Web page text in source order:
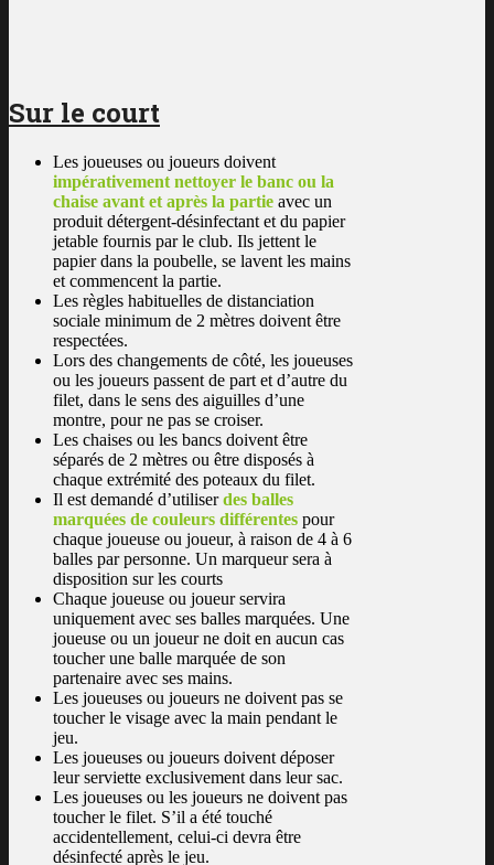
Sur le court
Les joueuses ou joueurs doivent
impérativement nettoyer le banc ou la
chaise avant et après la partie avec un
produit détergent-désinfectant et du papier
jetable fournis par le club. Ils jettent le
papier dans la poubelle, se lavent les mains
et commencent la partie.
Les règles habituelles de distanciation
sociale minimum de 2 mètres doivent être
respectées.
Lors des changements de côté, les joueuses
ou les joueurs passent de part et d’autre du
filet, dans le sens des aiguilles d’une
montre, pour ne pas se croiser.
Les chaises ou les bancs doivent être
séparés de 2 mètres ou être disposés à
chaque extrémité des poteaux du filet.
Il est demandé d’utiliserdes balles
marquées de couleurs différentes pour
chaque joueuse ou joueur, à raison de 4 à 6
balles par personne. Un marqueur sera à
disposition sur les courts
Chaque joueuse ou joueur servira
uniquement avec ses balles marquées. Une
joueuse ou un joueur ne doit en aucun cas
toucher une balle marquée de son
partenaire avec ses mains.
Les joueuses ou joueurs ne doivent pas se
toucher le visage avec la main pendant le
jeu.
Les joueuses ou joueurs doivent déposer
leur serviette exclusivement dans leur sac.
Les joueuses ou les joueurs ne doivent pas
toucher le filet. S’il a été touché
accidentellement, celui-ci devra être
désinfecté après le jeu.